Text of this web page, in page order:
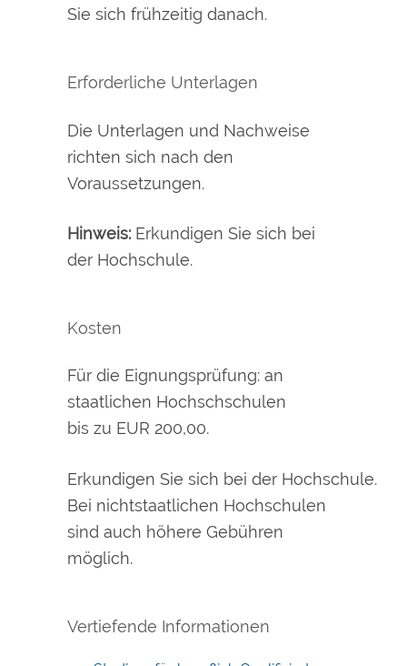
Sie sich frühzeitig danach.
Erforderliche Unterlagen
Die Unterlagen und Nachweise
richten sich nach den
Voraussetzungen.
Hinweis: Erkundigen Sie sich bei
der Hochschule.
Kosten
Für die Eignungsprüfung: an
staatlichen Hochschschulen
bis zu EUR 200,00.
Erkundigen Sie sich bei der Hochschule.
Bei nichtstaatlichen Hochschulen
sind auch höhere Gebühren
möglich.
Vertiefende Informationen